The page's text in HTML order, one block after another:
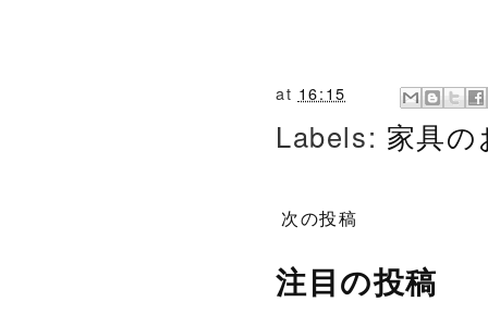
at 16:15
Labels: 家具の
次の投稿
注目の投稿